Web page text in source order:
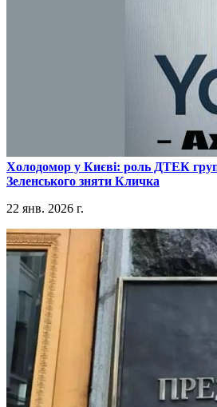
​Холодомор у Києві: роль ДТЕК
Зеленського зняти Кличка
22 янв. 2026 г.